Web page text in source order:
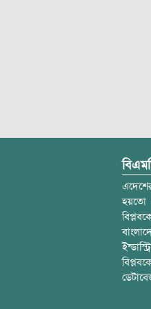
হয়তো